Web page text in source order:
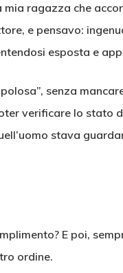
ragazza che
e pensavo:
esposta e
senza
verificare lo stato
stava
E poi,
ordine.